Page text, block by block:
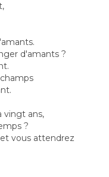
d'amants ?
vingt ans,
?
et vous attendrez